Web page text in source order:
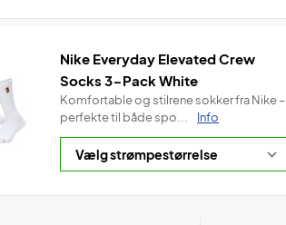
Nike Everyday Elevated Crew
Socks 3-Pack White
Komfortable og stilrene sokker fra Nike –
perfekte til både spo...
Info